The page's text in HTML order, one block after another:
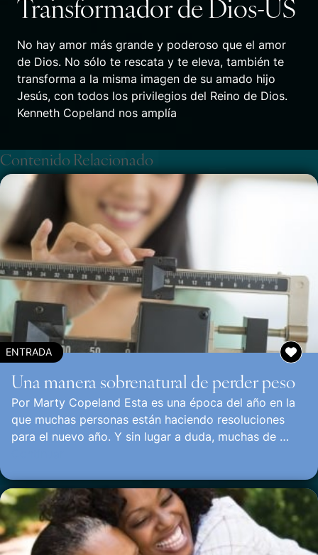
Transformador de Dios-US
No hay amor más grande y poderoso que el amor
de Dios. No sólo te rescata y te eleva, también te
transforma a la misma imagen de su amado hijo
Jesús, con todos los privilegios del Reino de Dios.
Kenneth Copeland nos amplía
Contenido Relacionado
ENTRADA
Una manera sobrenatural de perder peso
Por Marty Copeland Esta es una época del año en la
que muchas personas están haciendo resoluciones
para el nuevo año. Y sin lugar a duda, muchas de …